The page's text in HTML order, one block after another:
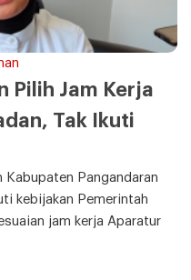
Pilih Jam Kerja
Tak Ikuti
Kabupaten Pangandaran
kebijakan Pemerintah
jam kerja Aparatur